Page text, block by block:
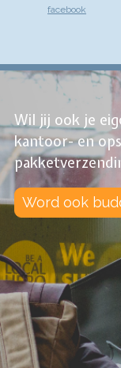
facebook
Wil jij ook je
kantoor- en
Word ook